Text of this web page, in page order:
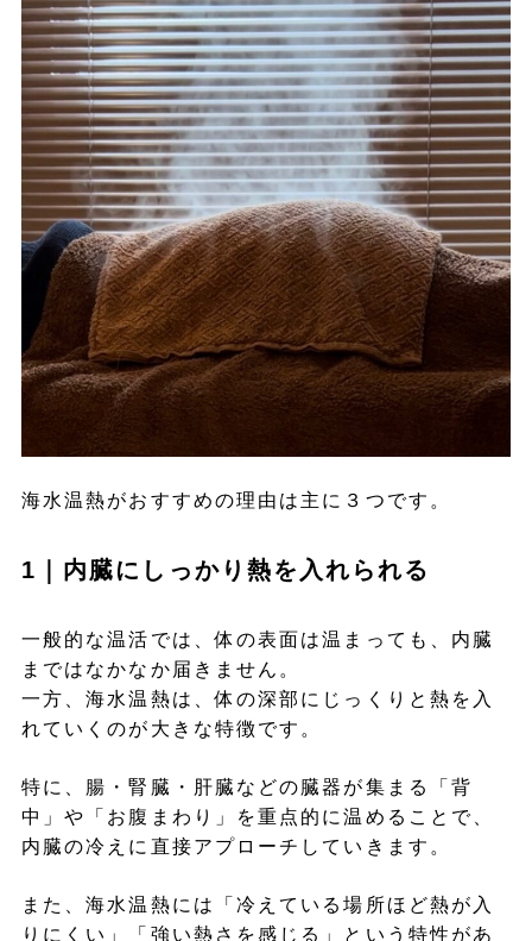
海水温熱がおすすめの理由は主に３つです。
1｜内臓にしっかり熱を入れられる
一般的な温活では、体の表面は温まっても、内臓
まではなかなか届きません。
一方、海水温熱は、体の深部にじっくりと熱を入
れていくのが大きな特徴です。
特に、腸・腎臓・肝臓などの臓器が集まる「背
中」や「お腹まわり」を重点的に温めることで、
内臓の冷えに直接アプローチしていきます。
また、海水温熱には「冷えている場所ほど熱が入
りにくい」「強い熱さを感じる」という特性があ